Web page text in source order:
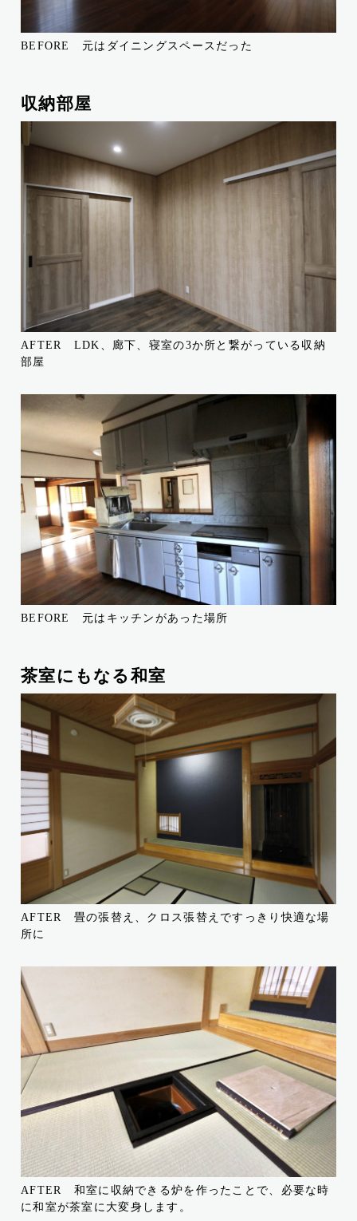
BEFORE 元はダイニングスペースだった
収納部屋
AFTER LDK、廊下、寝室の3か所と繋がっている収納
部屋
BEFORE 元はキッチンがあった場所
茶室にもなる和室
AFTER 畳の張替え、クロス張替えですっきり快適な場
所に
AFTER 和室に収納できる炉を作ったことで、必要な時
に和室が茶室に大変身します。